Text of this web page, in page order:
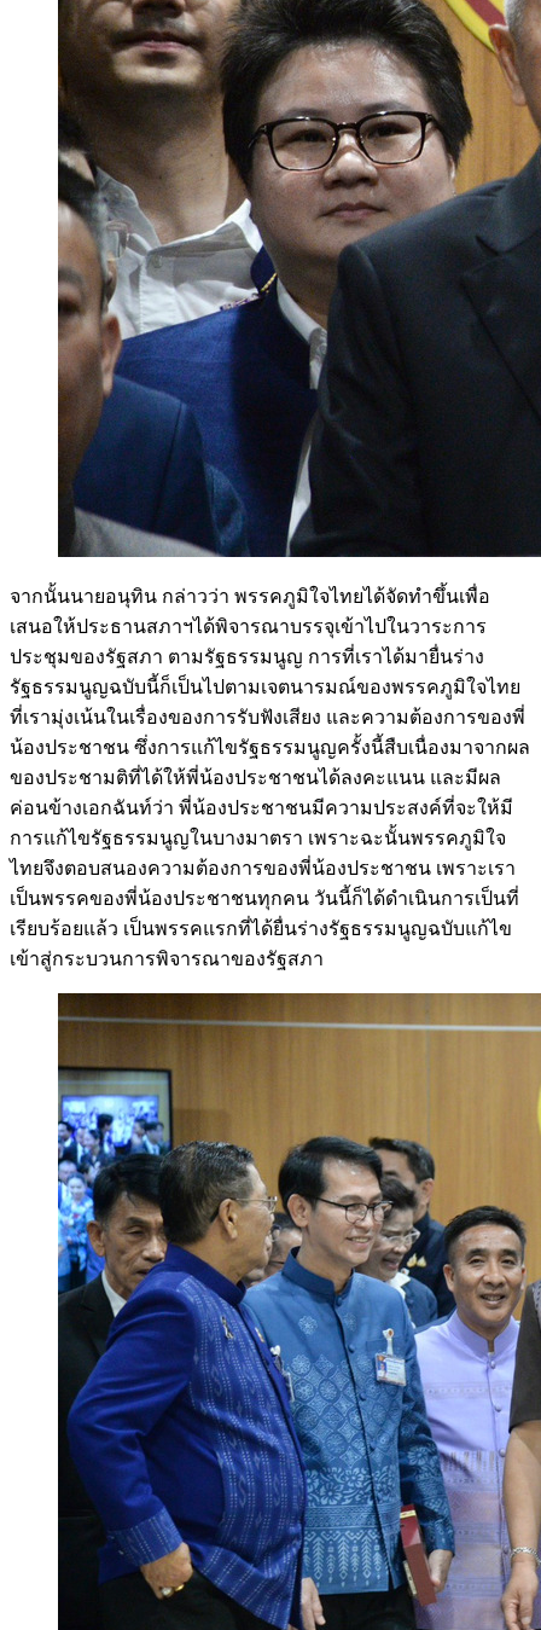
จากนั้นนายอนุทิน กล่าวว่า พรรคภูมิใจไทยได้จัดทำขึ้นเพื่อ
เสนอให้ประธานสภาฯได้พิจารณาบรรจุเข้าไปในวาระการ
ประชุมของรัฐสภา ตามรัฐธรรมนูญ การที่เราได้มายื่นร่าง
รัฐธรรมนูญฉบับนี้ก็เป็นไปตามเจตนารมณ์ของพรรคภูมิใจไทย
ที่เรามุ่งเน้นในเรื่องของการรับฟังเสียง และความต้องการของพี่
น้องประชาชน ซึ่งการแก้ไขรัฐธรรมนูญครั้งนี้สืบเนื่องมาจากผล
ของประชามติที่ได้ให้พี่น้องประชาชนได้ลงคะแนน และมีผล
ค่อนข้างเอกฉันท์ว่า พี่น้องประชาชนมีความประสงค์ที่จะให้มี
การแก้ไขรัฐธรรมนูญในบางมาตรา เพราะฉะนั้นพรรคภูมิใจ
ไทยจึงตอบสนองความต้องการของพี่น้องประชาชน เพราะเรา
เป็นพรรคของพี่น้องประชาชนทุกคน วันนี้ก็ได้ดำเนินการเป็นที่
เรียบร้อยแล้ว เป็นพรรคแรกที่ได้ยื่นร่างรัฐธรรมนูญฉบับแก้ไข
เข้าสู่กระบวนการพิจารณาของรัฐสภา